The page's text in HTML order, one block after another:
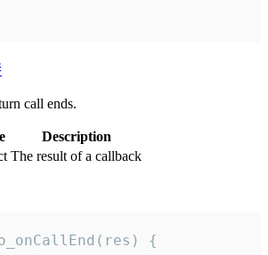
call ends.
Description
The result of a callback
{